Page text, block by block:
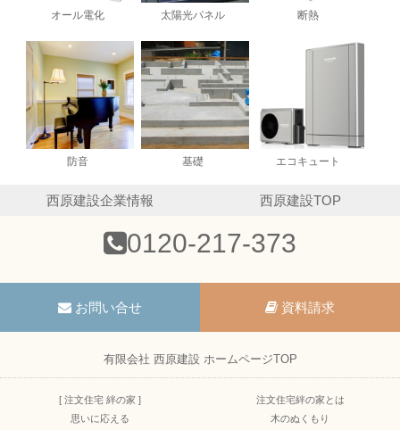
オール電化 太陽光パネル 断熱
防音 基礎 エコキュート
西原建設企業情報 西原建設TOP
0120-217-373
お問い合せ 資料請求
有限会社 西原建設 ホームページTOP
[ 注文住宅 絆の家 ]
注文住宅絆の家とは
思いに応える
木のぬくもり